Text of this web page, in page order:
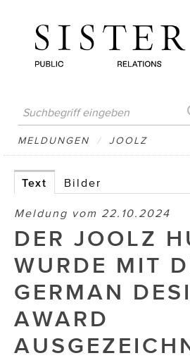
MELDUNGEN
AUSTRIAN PRESS DAY
ATELIER FĒ.
Brigitta Nemeth Art
CUBE
Die Dudlerei
MELDUNGEN / JOOLZ
Text Bilder
Meldung vom 22.10.2024
DER JOOLZ
WURDE MIT
GERMAN
AWARD